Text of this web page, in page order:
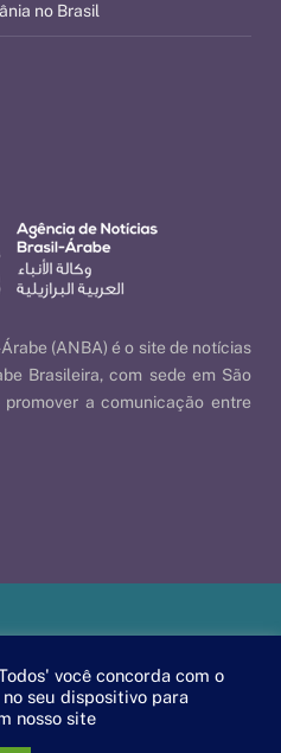
(ANBA) é o site de notícias
Brasileira, com sede em São
a comunicação entre
no Brasil
você concorda com o
seu dispositivo para
nosso site
EN